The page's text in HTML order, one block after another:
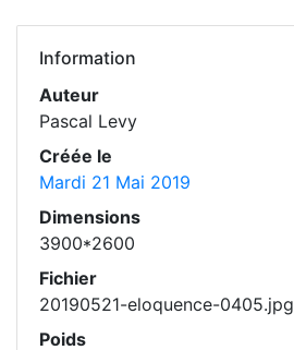
Information
Auteur
Pascal Levy
Créée le
Mardi 21 Mai 2019
Dimensions
3900*2600
Fichier
20190521-eloquence-0405.jpg
Poids